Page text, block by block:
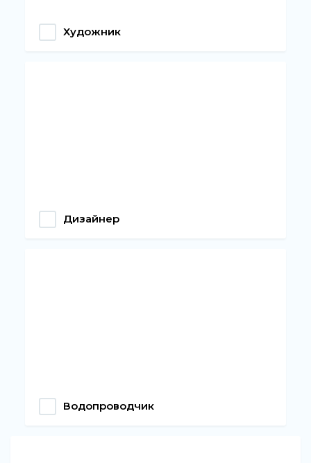
Художник
Дизайнер
Водопроводчик